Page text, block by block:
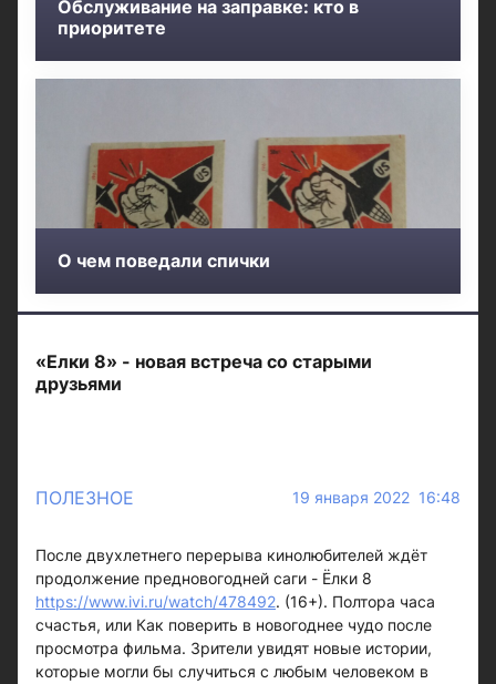
Обслуживание на заправке: кто в
приоритете
О чем поведали спички
«Елки 8» - новая встреча со старыми
друзьями
ПОЛЕЗНОЕ 19 января 2022 16:48
После двухлетнего перерыва кинолюбителей ждёт
продолжение предновогодней саги - Ёлки 8
https://www.ivi.ru/watch/478492. (16+). Полтора часа
счастья, или Как поверить в новогоднее чудо после
просмотра фильма. Зрители увидят новые истории,
которые могли бы случиться с любым человеком в